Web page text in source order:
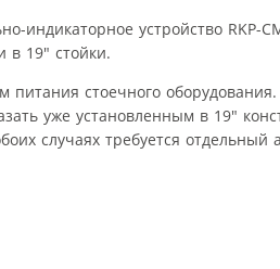
устройство RKP-
в 19″ стойки.
стоечного
уже установленным в 19″
случаях требуется отдельный